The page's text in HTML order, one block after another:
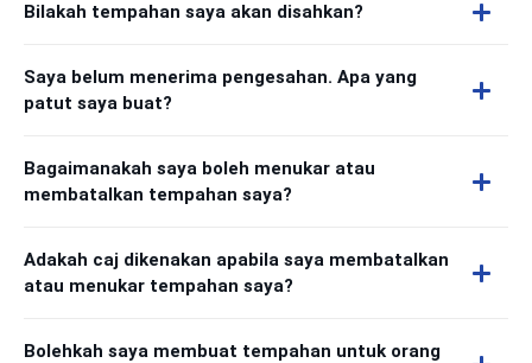
Bilakah tempahan saya akan disahkan?
Saya belum menerima pengesahan. Apa yang
patut saya buat?
Bagaimanakah saya boleh menukar atau
membatalkan tempahan saya?
Adakah caj dikenakan apabila saya membatalkan
atau menukar tempahan saya?
Bolehkah saya membuat tempahan untuk orang